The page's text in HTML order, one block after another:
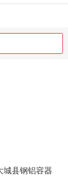
城县钢铝容器